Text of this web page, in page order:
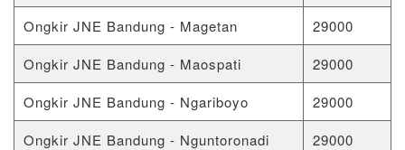
Ongkir JNE Bandung - Magetan
29000
Ongkir JNE Bandung - Maospati
29000
Ongkir JNE Bandung - Ngariboyo
29000
Ongkir JNE Bandung - Nguntoronadi
29000